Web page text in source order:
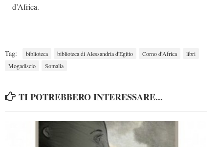
d’Africa.
Tag: biblioteca biblioteca di Alessandria d'Egitto Corno d'Africa
libri
Mogadiscio
Somalia
TI POTREBBERO INTERESSARE...